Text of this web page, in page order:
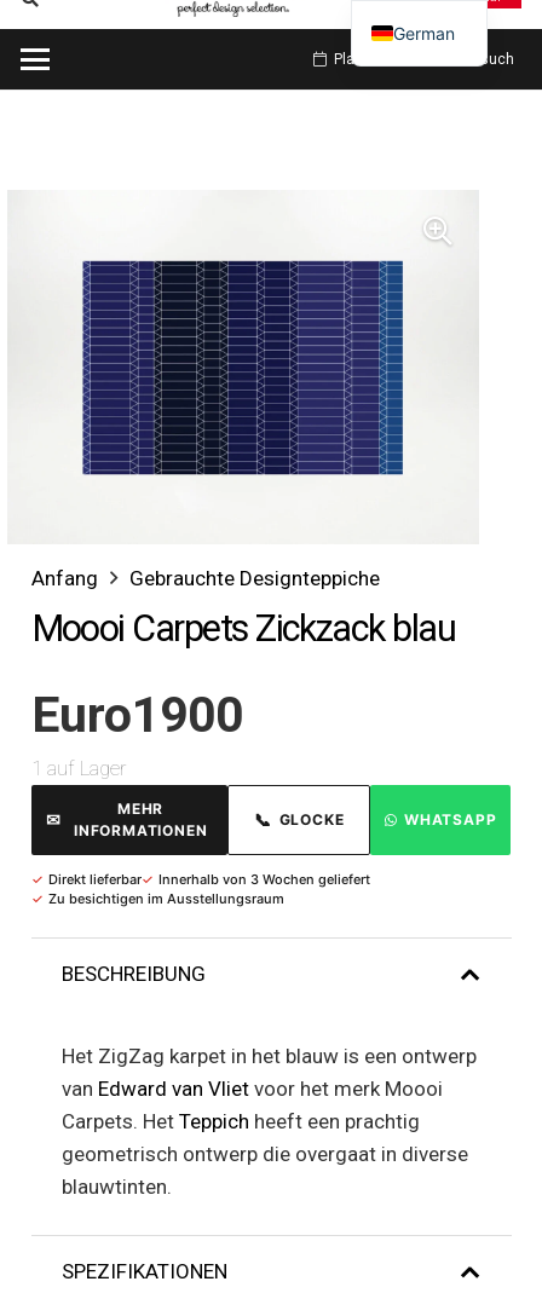
Planen Sie meinen Besuch
Anfang Gebrauchte Designteppiche
Moooi Carpets Zickzack blau
Euro1900
1 auf Lager
✉
MEHR
INFORMATIONEN
📞 GLOCKE WHATSAPP
✓ Direkt lieferbar✓ Innerhalb von 3 Wochen geliefert
✓ Zu besichtigen im Ausstellungsraum
BESCHREIBUNG
Het ZigZag karpet in het blauw is een ontwerp
van Edward van Vliet voor het merk Moooi
Carpets. Het Teppich heeft een prachtig
geometrisch ontwerp die overgaat in diverse
blauwtinten.
SPEZIFIKATIONEN
German